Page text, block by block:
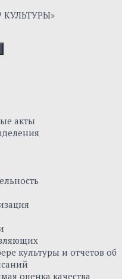
акты
культуры и отчетов об
оценка качества